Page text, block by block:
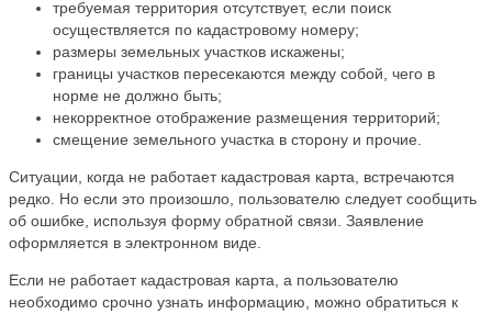
требуемая территория отсутствует, если поиск
осуществляется по кадастровому номеру;
размеры земельных участков искажены;
границы участков пересекаются между собой, чего в
норме не должно быть;
некорректное отображение размещения территорий;
смещение земельного участка в сторону и прочие.
Ситуации, когда не работает кадастровая карта, встречаются
редко. Но если это произошло, пользователю следует сообщить
об ошибке, используя форму обратной связи. Заявление
оформляется в электронном виде.
Если не работает кадастровая карта, а пользователю
необходимо срочно узнать информацию, можно обратиться к